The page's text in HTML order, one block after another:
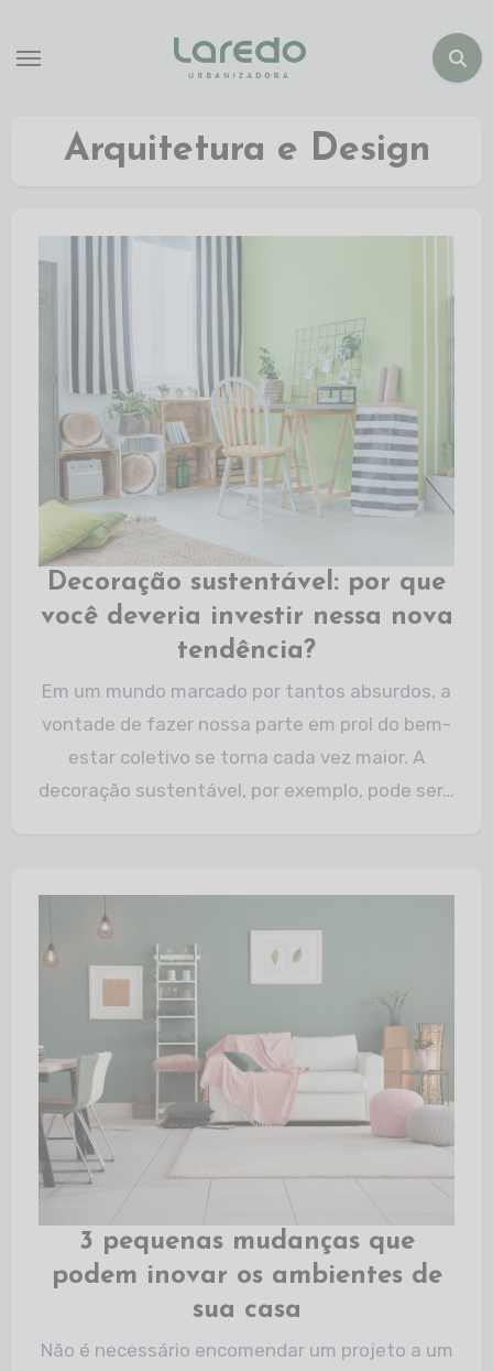
Arquitetura e Design
Decoração sustentável: por que
você deveria investir nessa nova
tendência?
Em um mundo marcado por tantos absurdos, a
vontade de fazer nossa parte em prol do bem-
estar coletivo se torna cada vez maior. A
decoração sustentável, por exemplo, pode ser…
3 pequenas mudanças que
podem inovar os ambientes de
sua casa
Não é necessário encomendar um projeto a um